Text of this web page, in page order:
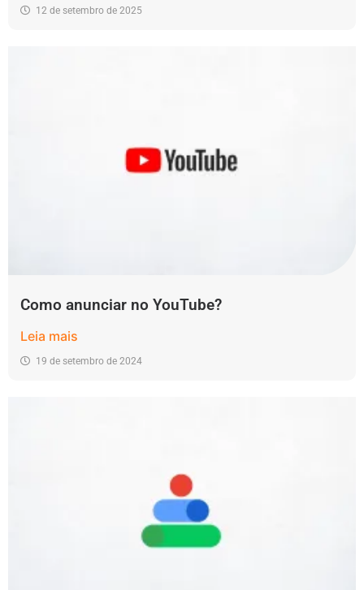
12 de setembro de 2025
Como anunciar no YouTube?
Leia mais
19 de setembro de 2024